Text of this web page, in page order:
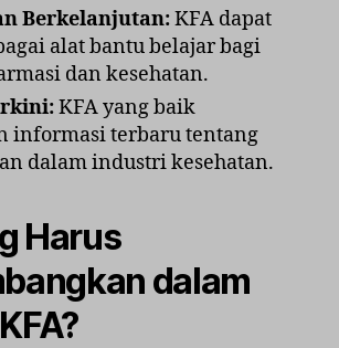
Berkelanjutan:KFA dapat
alat bantu belajar bagi
dan kesehatan.
KFA yang baik
informasi terbaru tentang
dalam industri kesehatan.
Harus
dalam